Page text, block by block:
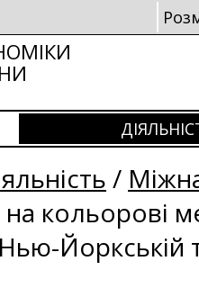
/
на кольорові
Йоркській